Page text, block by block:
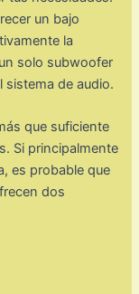
un bajo
la
solo subwoofer
sistema de audio.
que suficiente
Si principalmente
es probable que
dos